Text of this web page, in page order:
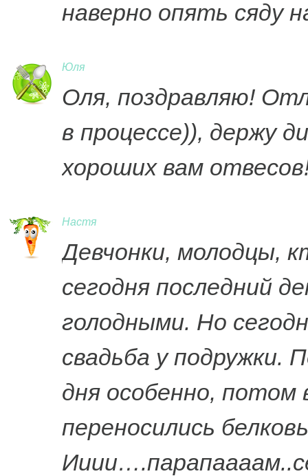
наверно опять сяду
Юля
Оля, поздравляю!
в процессе)), держу
хороших вам
Настя
Девчонки, молодцы,
сегодня последний
голодными. Но
свадьба у подружки.
дня особенно, потом
переносились